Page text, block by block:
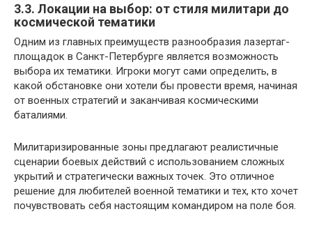
3.3. Локации на выбор: от стиля милитари до
космической тематики
Одним из главных преимуществ разнообразия лазертаг-
площадок в Санкт-Петербурге является возможность
выбора их тематики. Игроки могут сами определить, в
какой обстановке они хотели бы провести время, начиная
от военных стратегий и заканчивая космическими
баталиями.
Милитаризированные зоны предлагают реалистичные
сценарии боевых действий с использованием сложных
укрытий и стратегически важных точек. Это отличное
решение для любителей военной тематики и тех, кто хочет
почувствовать себя настоящим командиром на поле боя.